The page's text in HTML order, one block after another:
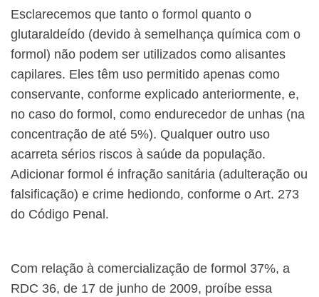
Esclarecemos que tanto o formol quanto o
glutaraldeído (devido à semelhança química com o
formol) não podem ser utilizados como alisantes
capilares. Eles têm uso permitido apenas como
conservante, conforme explicado anteriormente, e,
no caso do formol, como endurecedor de unhas (na
concentração de até 5%). Qualquer outro uso
acarreta sérios riscos à saúde da população.
Adicionar formol é infração sanitária (adulteração ou
falsificação) e crime hediondo, conforme o Art. 273
do Código Penal.
Com relação à comercialização de formol 37%, a
RDC 36, de 17 de junho de 2009, proíbe essa